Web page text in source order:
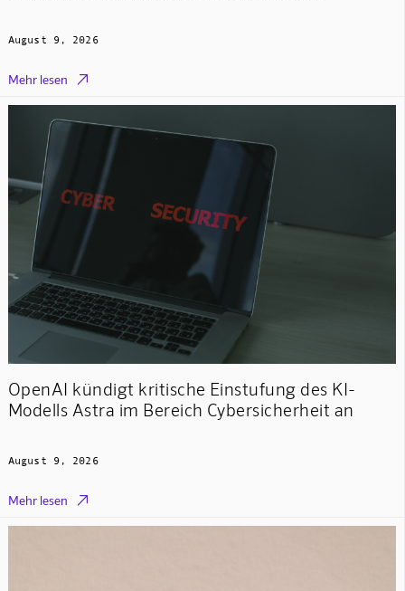
August 9, 2026
Mehr lesen 
OpenAI kündigt kritische Einstufung des KI-
Modells Astra im Bereich Cybersicherheit an
August 9, 2026
Mehr lesen 